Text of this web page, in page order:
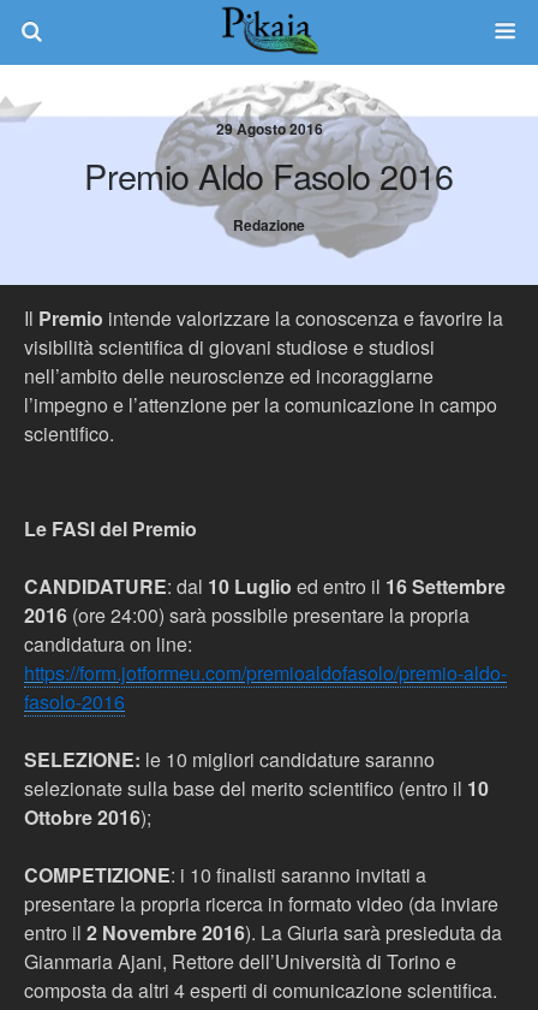
29 Agosto 2016
Premio Aldo Fasolo 2016
Redazione
Il Premio intende valorizzare la conoscenza e favorire la
visibilità scientifica di giovani studiose e studiosi
nell’ambito delle neuroscienze ed incoraggiarne
l’impegno e l’attenzione per la comunicazione in campo
scientifico.
Le FASI del Premio
CANDIDATURE: dal 10 Luglio ed entro il 16 Settembre
2016 (ore 24:00) sarà possibile presentare la propria
candidatura on line:
https://form.jotformeu.com/premioaldofasolo/premio-aldo-
fasolo-2016
SELEZIONE: le 10 migliori candidature saranno
selezionate sulla base del merito scientifico (entro il 10
Ottobre 2016);
COMPETIZIONE: i 10 finalisti saranno invitati a
presentare la propria ricerca in formato video (da inviare
entro il 2 Novembre 2016). La Giuria sarà presieduta da
Gianmaria Ajani, Rettore dell’Università di Torino e
composta da altri 4 esperti di comunicazione scientifica.